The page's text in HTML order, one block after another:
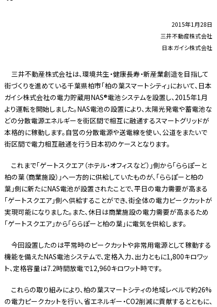
2015年1月28日
三井不動産株式会社
日本ガイシ株式会社
三井不動産株式会社は、環境共生・健康長寿・新産業創造を目指して
街づくりを進めている千葉県柏市「柏の葉スマートシティ」において、日本
ガイシ株式会社の電力貯蔵用NAS®電池システムを設置し、2015年1月
より運転を開始しました。NAS電池の設置により、太陽光発電や蓄電池な
どの分散電源エネルギーを街区間で相互に融通するスマートグリッドが
本格的に稼動します。自営の分散電源や送電線を使い、公道をまたいで
街区間で電力相互融通を行う日本初のケースとなります。
これまで「ゲートスクエア（ホテル・オフィスなど）」側から「ららぽーと
柏の葉（商業施設）」へ一方的に供給していたものが、「ららぽーと柏の
葉」側に新たにNAS電池が設置されたことで、平日の電力需要が高まる
「ゲートスクエア」側へ供給することができ、街全体の電力ピークカットが
実現可能になりました。また、休日は商業施設の電力需要が高まるため
「ゲートスクエア」から「ららぽーと柏の葉」に電気を供給します。
今回設置したのは平常時のピークカットや非常用電源として稼動する
機能を備えたNAS電池システムで、定格入力、出力ともに1,800キロワッ
ト、定格容量は7.2時間放電で12,960キロワット時です。
これらの取り組みにより、柏の葉スマートシティの地域レベルで約26%
の電力ピークカットを行い、省エネルギー・CO2削減に貢献するとともに、